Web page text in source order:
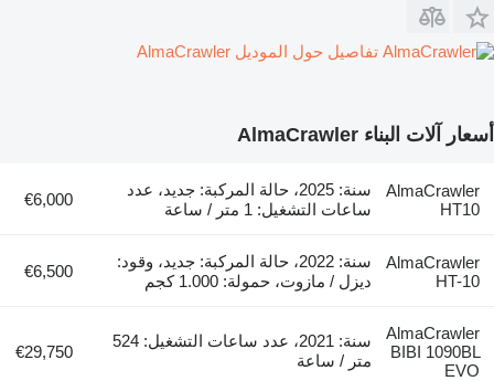
تفاصيل حول الموديل AlmaCrawler
أسعار آلات البناء AlmaCrawler
AlmaCrawler
HT10
سنة: 2025، حالة المركبة: جديد، عدد
ساعات التشغيل: 1 متر / ساعة
€6,000
AlmaCrawler
HT-10
سنة: 2022، حالة المركبة: جديد، وقود:
ديزل / مازوت، حمولة: 1.000 كجم
€6,500
AlmaCrawler
BIBI 1090BL
EVO
سنة: 2021، عدد ساعات التشغيل: 524
متر / ساعة
€29,750